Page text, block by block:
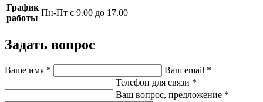
График
работы
Пн-Пт с 9.00 до 17.00
Задать вопрос
Ваше имя * Ваш email *
Телефон для связи *
Ваш вопрос, предложение *